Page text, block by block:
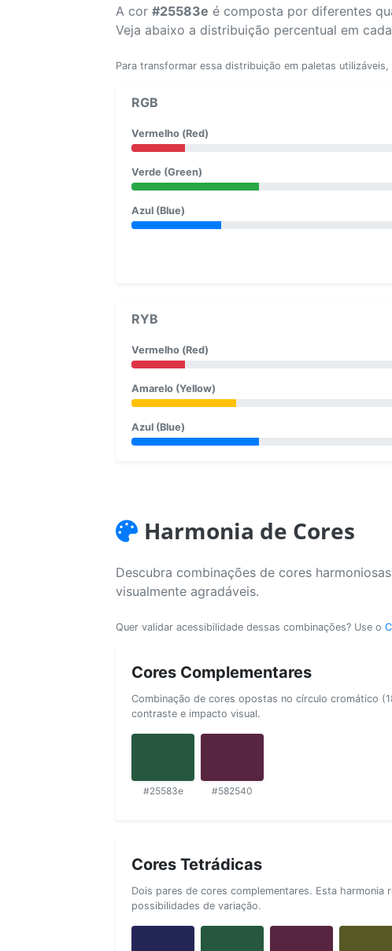
A cor #25583e é composta por diferentes
Veja abaixo a distribuição percentual em
Para transformar essa distribuição em paletas utilizáveis,
RGB
Vermelho (Red)
Verde (Green)
Azul (Blue)
RYB
Vermelho (Red)
Amarelo (Yellow)
Azul (Blue)
Harmonia de Cores
Descubra combinações de cores
visualmente agradáveis.
Quer validar acessibilidade dessas combinações? Use o
Cores Complementares
Combinação de cores opostas no círculo cromático
contraste e impacto visual.
#25583e #582540
Cores Tetrádicas
Dois pares de cores complementares. Esta harmonia
possibilidades de variação.